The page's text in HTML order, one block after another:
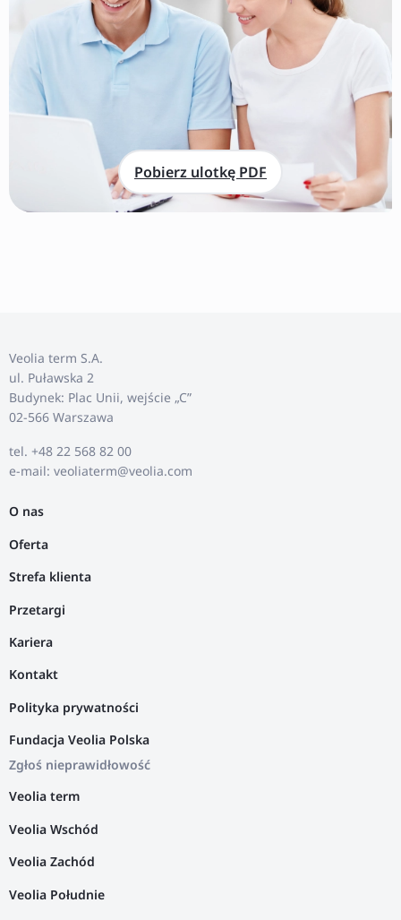
Pobierz ulotkę PDF
Veolia term S.A.
ul. Puławska 2
Budynek: Plac Unii, wejście „C”
02-566 Warszawa
tel. +48 22 568 82 00
e-mail: veoliaterm@veolia.com
O nas
Oferta
Strefa klienta
Przetargi
Kariera
Kontakt
Polityka prywatności
Fundacja Veolia Polska
Zgłoś nieprawidłowość
Veolia term
Veolia Wschód
Veolia Zachód
Veolia Południe